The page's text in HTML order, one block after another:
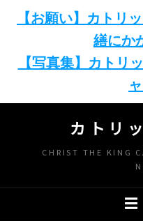
【お願い】カトリ
繕にか
【写真集】カトリ
content
カトリ
CHRIST THE KING